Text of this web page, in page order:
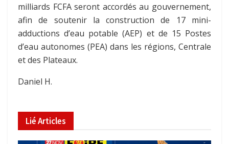
milliards FCFA seront accordés au gouvernement,
afin de soutenir la construction de 17 mini-
adductions d’eau potable (AEP) et de 15 Postes
d’eau autonomes (PEA) dans les régions, Centrale
et des Plateaux.
Daniel H.
LiéArticles